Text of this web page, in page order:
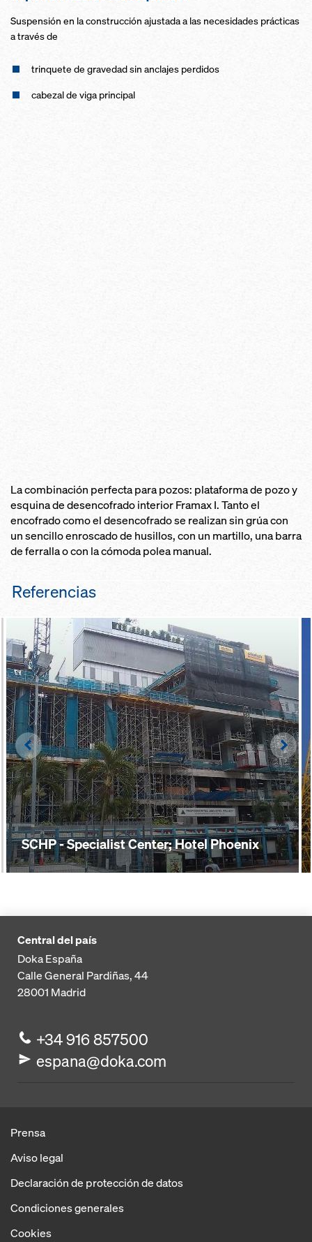
Suspensión en la construcción ajusta­da a las necesidades prácti­cas
a través de
trinquete de gravedad sin anclajes perdidos
cabezal de vi­ga principal
La combinación perfecta para pozos: plataforma de pozo y
esquina de desencofrado interior Framax I. Tanto el
encofrado como el desencofrado se realizan sin grúa con
un sencillo enroscado de husillos, con un martillo, una barra
de ferralla o con la cómoda polea manual.
Referencias
SCHP - Specialist Center; Hotel Phoenix
Left
Central del país
Doka España
Calle General Pardiñas, 44
28001 Madrid
+34 916 857500
espana@doka.com
Prensa
Aviso legal
Declaración de protección de datos
Condiciones generales
Cookies